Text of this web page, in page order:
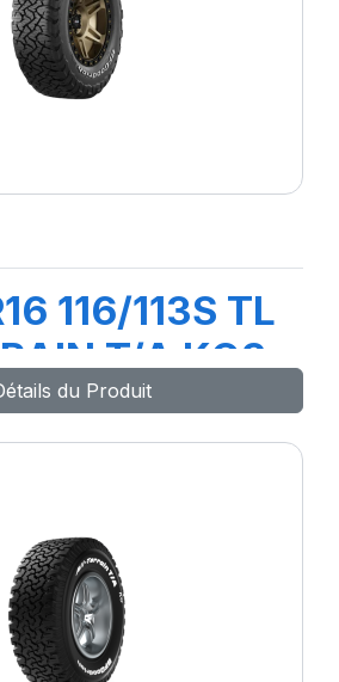
116/113S TL
T/A KO3
du Produit